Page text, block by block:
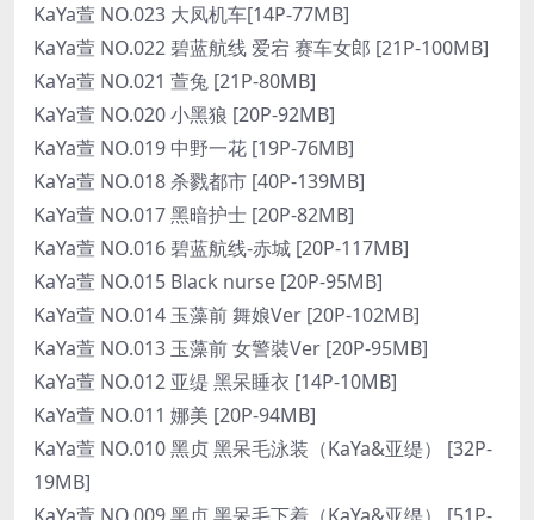
KaYa萱 NO.023 大凤机车[14P-77MB]
KaYa萱 NO.022 碧蓝航线 爱宕 赛车女郎 [21P-100MB]
KaYa萱 NO.021 萱兔 [21P-80MB]
KaYa萱 NO.020 小黑狼 [20P-92MB]
KaYa萱 NO.019 中野一花 [19P-76MB]
KaYa萱 NO.018 杀戮都市 [40P-139MB]
KaYa萱 NO.017 黑暗护士 [20P-82MB]
KaYa萱 NO.016 碧蓝航线-赤城 [20P-117MB]
KaYa萱 NO.015 Black nurse [20P-95MB]
KaYa萱 NO.014 玉藻前 舞娘Ver [20P-102MB]
KaYa萱 NO.013 玉藻前 女警裝Ver [20P-95MB]
KaYa萱 NO.012 亚缇 黑呆睡衣 [14P-10MB]
KaYa萱 NO.011 娜美 [20P-94MB]
KaYa萱 NO.010 黑贞 黑呆毛泳装（KaYa&亚缇） [32P-
19MB]